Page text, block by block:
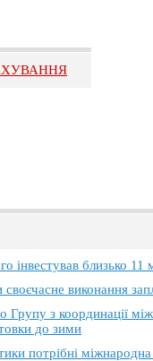
інвестував близько
виконання
Групу з координації
до зими
потрібні